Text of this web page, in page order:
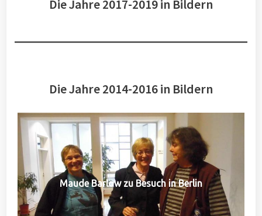
Die Jahre 2017-2019 in Bildern
Die Jahre 2014-2016 in Bildern
Maude Barlow zu Besuch in Berlin